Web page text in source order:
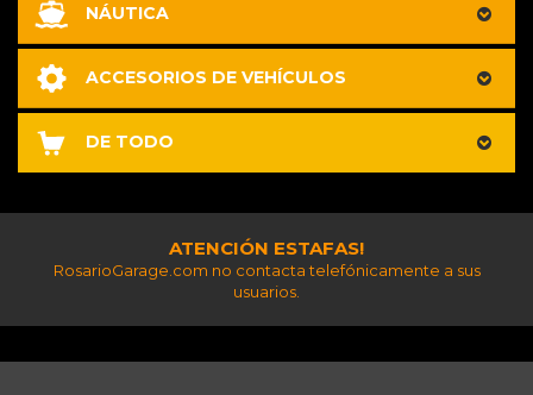
NÁUTICA
ACCESORIOS DE VEHÍCULOS
DE TODO
ATENCIÓN ESTAFAS!
RosarioGarage.com no contacta telefónicamente a sus
usuarios.